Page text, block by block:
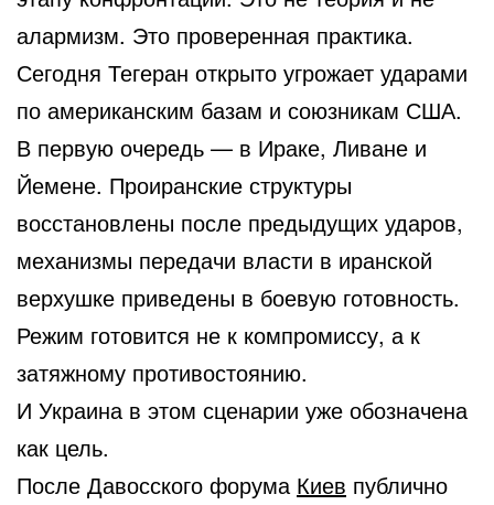
алармизм. Это проверенная практика.
Сегодня Тегеран открыто угрожает ударами
по американским базам и союзникам США.
В первую очередь — в Ираке, Ливане и
Йемене. Проиранские структуры
восстановлены после предыдущих ударов,
механизмы передачи власти в иранской
верхушке приведены в боевую готовность.
Режим готовится не к компромиссу, а к
затяжному противостоянию.
И Украина в этом сценарии уже обозначена
как цель.
После Давосского форума Киев публично